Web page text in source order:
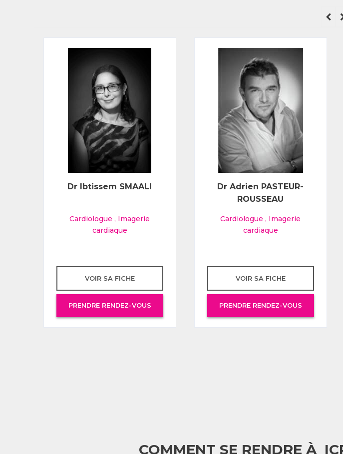
Dr Ibtissem SMAALI
Cardiologue , Imagerie
cardiaque
VOIR SA FICHE
PRENDRE RENDEZ-VOUS
Dr Adrien PASTEUR-
ROUSSEAU
Cardiologue , Imagerie
cardiaque
VOIR SA FICHE
PRENDRE RENDEZ-VOUS
COMMENT SE RENDRE À